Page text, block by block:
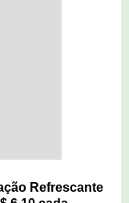
Refrescante